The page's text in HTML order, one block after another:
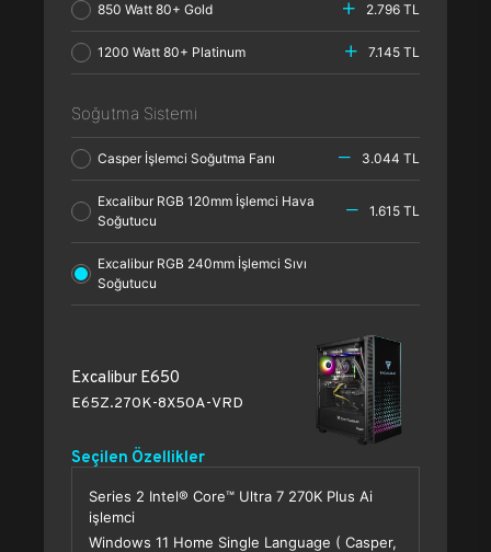
850 Watt 80+ Gold 2.796 TL
1200 Watt 80+ Platinum 7.145 TL
Soğutma Sistemi
Casper İşlemci Soğutma Fanı 3.044 TL
Excalibur RGB 120mm İşlemci Hava
Soğutucu
1.615 TL
Excalibur RGB 240mm İşlemci Sıvı
Soğutucu
Excalibur E650
E65Z.270K-8X50A-VRD
Seçilen Özellikler
Series 2 Intel® Core™ Ultra 7 270K Plus Ai
işlemci
Windows 11 Home Single Language ( Casper,